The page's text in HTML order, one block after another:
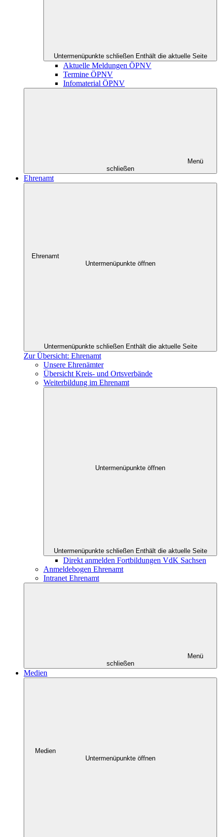
Untermenüpunkte schließen Enthält die aktuelle Seite
Aktuelle Meldungen ÖPNV
Termine ÖPNV
Infomaterial ÖPNV
Menü
schließen
Ehrenamt
Ehrenamt
Untermenüpunkte öffnen
Untermenüpunkte schließen Enthält die aktuelle Seite
Zur Übersicht: Ehrenamt
Unsere Ehrenämter
Übersicht Kreis- und Ortsverbände
Weiterbildung im Ehrenamt
Untermenüpunkte öffnen
Untermenüpunkte schließen Enthält die aktuelle Seite
Direkt anmelden Fortbildungen VdK Sachsen
Anmeldebogen Ehrenamt
Intranet Ehrenamt
Menü
schließen
Medien
Medien
Untermenüpunkte öffnen